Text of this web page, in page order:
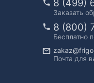
8 (499)
Заказать
8 (800)
Бесплатно
Почта для